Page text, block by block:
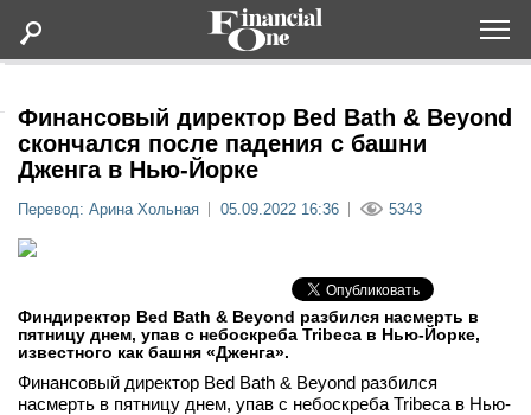
Статьи
Мероприятия
Финансовый директор Bed Bath & Beyond
скончался после падения с башни
Дженга в Нью-Йорке
Перевод: Арина Хольная 05.09.2022 16:36 5343
Финдиректор Bed Bath & Beyond разбился насмерть в
пятницу днем, упав с небоскреба Tribeca в Нью-Йорке,
известного как башня «Дженга».
Финансовый директор Bed Bath & Beyond разбился
насмерть в пятницу днем, упав с небоскреба Tribeca в Нью-